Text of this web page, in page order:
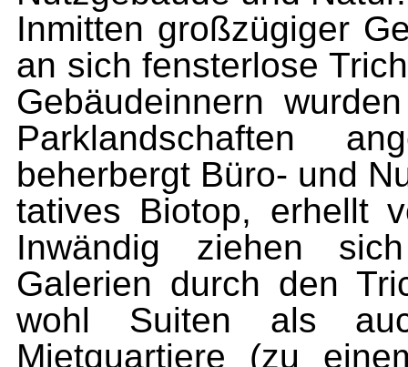
Inmitten großzügiger
an sich fensterlose
Gebäudeinnern
Parklandschaften
beherbergt Büro- und
tatives Biotop, erhellt
Inwändig ziehen
Galerien durch den
wohl Suiten als
Mietquartiere (zu